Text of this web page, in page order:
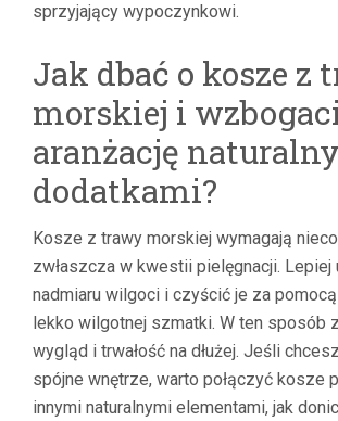
sprzyjający wypoczynkowi.
Jak dbać o kosze z
morskiej i
aranżację
dodatkami?
Kosze z trawy morskiej wymagają
zwłaszcza w kwestii pielęgnacji. Lepiej
nadmiaru wilgoci i czyścić je za
lekko wilgotnej szmatki. W ten sposób
wygląd i trwałość na dłużej. Jeśli
spójne wnętrze, warto połączyć kosze
innymi naturalnymi elementami, jak